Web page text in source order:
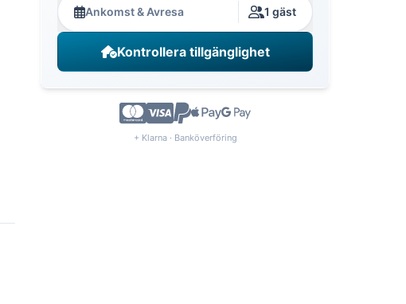
Ankomst & Avresa 1 gäst
Kontrollera tillgänglighet
+ Klarna · Banköverföring